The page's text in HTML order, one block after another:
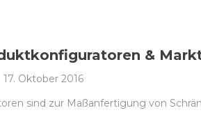
&
17. Oktober 2016
sind zur Maßanfertigung von